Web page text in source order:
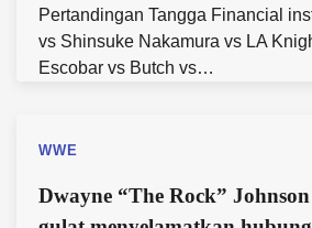
Pertandingan Tangga Financial
vs Shinsuke Nakamura vs LA
Escobar vs Butch vs…
WWE
Dwayne “The Rock”